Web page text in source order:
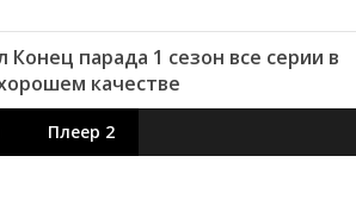
Конец парада 1 сезон все серии в
качестве
Плеер 2